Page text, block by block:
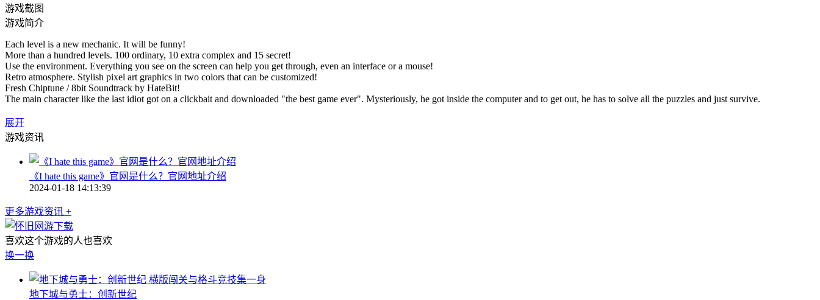
游戏截图
游戏简介
Each level is a new mechanic. It will be funny!
More than a hundred levels. 100 ordinary, 10 extra complex and 15 secret!
Use the environment. Everything you see on the screen can help you get through, even an interface or a mouse!
Retro atmosphere. Stylish pixel art graphics in two colors that can be customized!
Fresh Chiptune / 8bit Soundtrack by HateBit!
The main character like the last idiot got on a clickbait and downloaded "the best game ever". Mysteriously, he got inside the computer and to get out, he has to solve all the puzzles and just survive.
展开
游戏资讯
《I hate this game》官网是什么？官网地址介绍
2024-01-18 14:13:39
更多游戏资讯 +
喜欢这个游戏的人也喜欢
换一换
横版闯关与格斗竞技集一身
地下城与勇士：创新世纪